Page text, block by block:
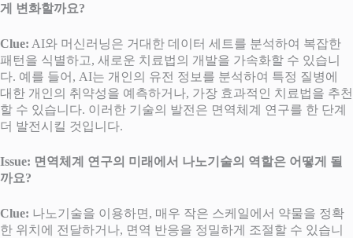
게 변화할까요?
Clue: AI와 머신러닝은 거대한 데이터 세트를 분석하여 복잡한
패턴을 식별하고, 새로운 치료법의 개발을 가속화할 수 있습니
다. 예를 들어, AI는 개인의 유전 정보를 분석하여 특정 질병에
대한 개인의 취약성을 예측하거나, 가장 효과적인 치료법을 추천
할 수 있습니다. 이러한 기술의 발전은 면역체계 연구를 한 단계
더 발전시킬 것입니다.
Issue: 면역체계 연구의 미래에서 나노기술의 역할은 어떻게 될
까요?
Clue: 나노기술을 이용하면, 매우 작은 스케일에서 약물을 정확
한 위치에 전달하거나, 면역 반응을 정밀하게 조절할 수 있습니